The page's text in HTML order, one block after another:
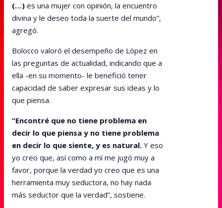
(…) es una mujer con opinión, la encuentro
divina y le deseo toda la suerte del mundo”,
agregó.
Bolocco valoró el desempeño de López en
las preguntas de actualidad, indicando que a
ella -en su momento- le benefició tener
capacidad de saber expresar sus ideas y lo
que piensa.
“Encontré que no tiene problema en
decir lo que piensa y no tiene problema
en decir lo que siente, y es natural. Y eso
yo creo que, así como a mí me jugó muy a
favor, porque la verdad yo creo que es una
herramienta muy seductora, no hay nada
más seductor que la verdad”, sostiene.